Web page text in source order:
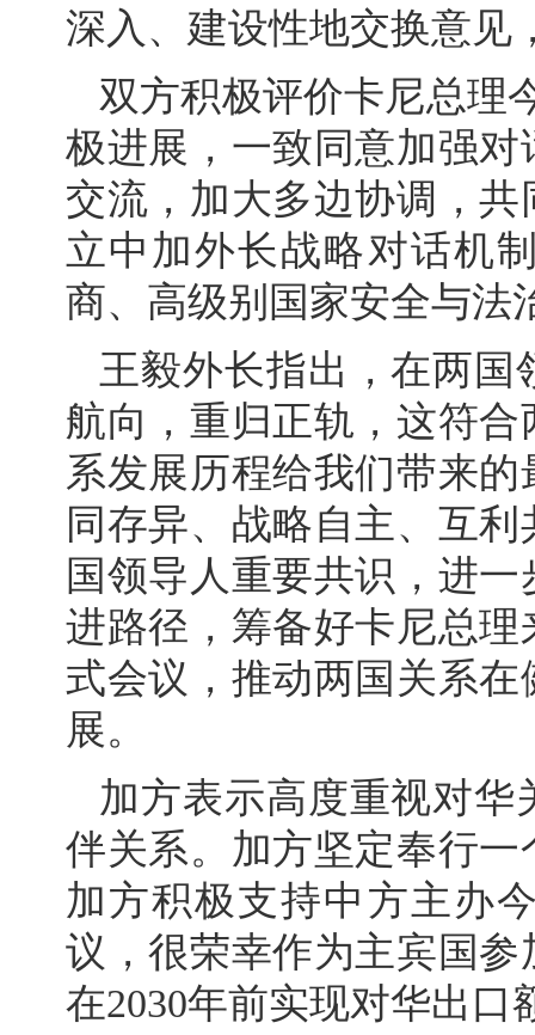
深入、建设性地交换意见
双方积极评价卡尼总理
极进展，一致同意加强
交流，加大多边协调，
立中加外长战略对话机
商、高级别国家安全与法
王毅外长指出，在两
航向，重归正轨，这符
系发展历程给我们带来
同存异、战略自主、互
国领导人重要共识，进
进路径，筹备好卡尼总
式会议，推动两国关系
展。
加方表示高度重视对
伴关系。加方坚定奉行
加方积极支持中方主办
议，很荣幸作为主宾国
在2030年前实现对华出口